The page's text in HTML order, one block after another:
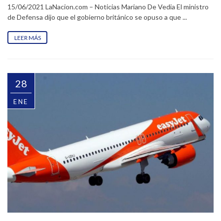
15/06/2021 LaNacion.com – Noticias Mariano De Vedia El ministro
de Defensa dijo que el gobierno británico se opuso a que ...
LEER MÁS
28
ENE